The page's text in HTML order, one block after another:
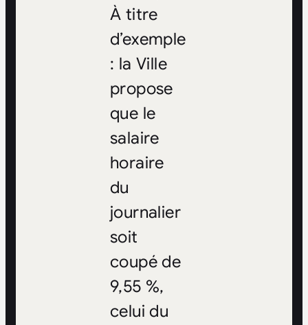
À titre
d’exemple
: la Ville
propose
que le
salaire
horaire
du
journalier
soit
coupé de
9,55 %,
celui du